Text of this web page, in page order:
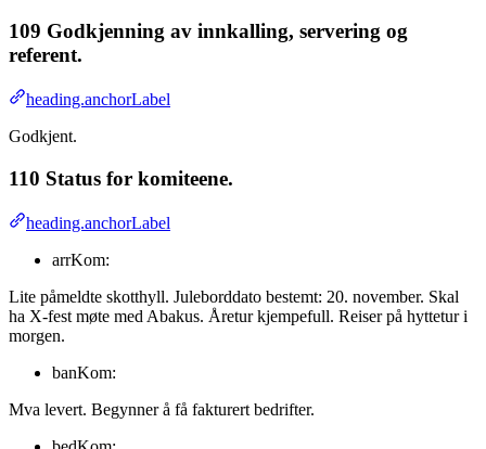
109 Godkjenning av innkalling, servering og
referent.
heading.anchorLabel
Godkjent.
110 Status for komiteene.
heading.anchorLabel
arrKom:
Lite påmeldte skotthyll. Juleborddato bestemt: 20. november. Skal
ha X-fest møte med Abakus. Åretur kjempefull. Reiser på hyttetur i
morgen.
banKom:
Mva levert. Begynner å få fakturert bedrifter.